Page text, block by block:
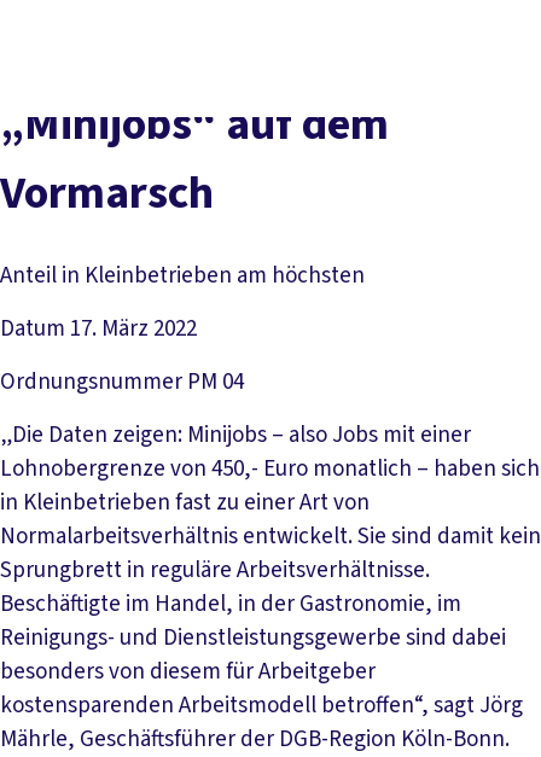
Politik in NRW
„Minijobs“ auf dem
Vormarsch
Anteil in Kleinbetrieben am höchsten
Datum 17. März 2022
Ordnungsnummer PM 04
„Die Daten zeigen: Minijobs – also Jobs mit einer
Lohnobergrenze von 450,- Euro monatlich – haben sich
in Kleinbetrieben fast zu einer Art von
Normalarbeitsverhältnis entwickelt. Sie sind damit kein
Sprungbrett in reguläre Arbeitsverhältnisse.
Beschäftigte im Handel, in der Gastronomie, im
Reinigungs- und Dienstleistungsgewerbe sind dabei
besonders von diesem für Arbeitgeber
kostensparenden Arbeitsmodell betroffen“, sagt Jörg
Mährle, Geschäftsführer der DGB-Region Köln-Bonn.